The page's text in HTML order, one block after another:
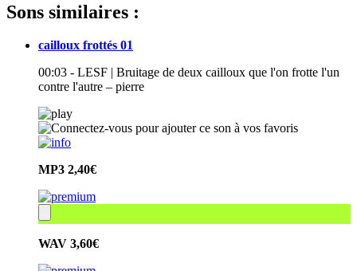
Sons similaires :
cailloux frottés 01
00:03 - LESF | Bruitage de deux cailloux que l'on frotte l'un
contre l'autre – pierre
MP3 2,40€
WAV 3,60€